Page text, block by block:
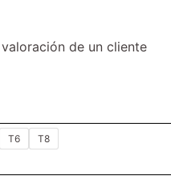
valoración de un cliente
T6 T8